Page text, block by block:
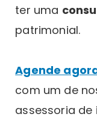
ter uma
patrimonial.
Agende
com um de
assessoria de